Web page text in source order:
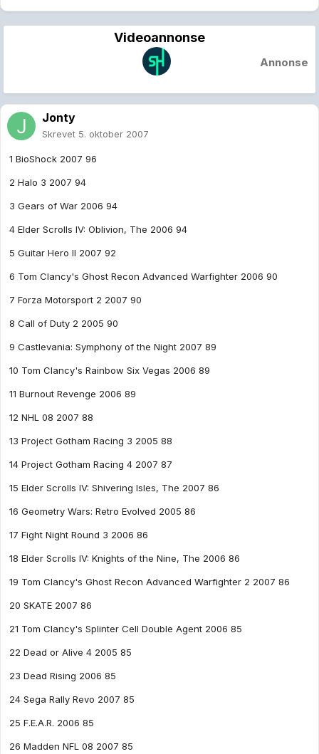
Videoannonse
Annonse
Jonty
Skrevet 5. oktober 2007
1 BioShock 2007 96
2 Halo 3 2007 94
3 Gears of War 2006 94
4 Elder Scrolls IV: Oblivion, The 2006 94
5 Guitar Hero II 2007 92
6 Tom Clancy's Ghost Recon Advanced Warfighter 2006 90
7 Forza Motorsport 2 2007 90
8 Call of Duty 2 2005 90
9 Castlevania: Symphony of the Night 2007 89
10 Tom Clancy's Rainbow Six Vegas 2006 89
11 Burnout Revenge 2006 89
12 NHL 08 2007 88
13 Project Gotham Racing 3 2005 88
14 Project Gotham Racing 4 2007 87
15 Elder Scrolls IV: Shivering Isles, The 2007 86
16 Geometry Wars: Retro Evolved 2005 86
17 Fight Night Round 3 2006 86
18 Elder Scrolls IV: Knights of the Nine, The 2006 86
19 Tom Clancy's Ghost Recon Advanced Warfighter 2 2007 86
20 SKATE 2007 86
21 Tom Clancy's Splinter Cell Double Agent 2006 85
22 Dead or Alive 4 2005 85
23 Dead Rising 2006 85
24 Sega Rally Revo 2007 85
25 F.E.A.R. 2006 85
26 Madden NFL 08 2007 85